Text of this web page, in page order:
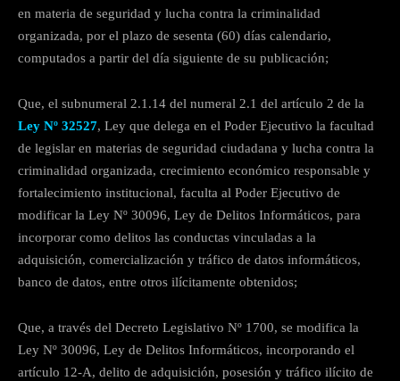
en materia de seguridad y lucha contra la criminalidad
organizada, por el plazo de sesenta (60) días calendario,
computados a partir del día siguiente de su publicación;
Que, el subnumeral 2.1.14 del numeral 2.1 del artículo 2 de la
Ley Nº 32527, Ley que delega en el Poder Ejecutivo la facultad
de legislar en materias de seguridad ciudadana y lucha contra la
criminalidad organizada, crecimiento económico responsable y
fortalecimiento institucional, faculta al Poder Ejecutivo de
modificar la Ley Nº 30096, Ley de Delitos Informáticos, para
incorporar como delitos las conductas vinculadas a la
adquisición, comercialización y tráfico de datos informáticos,
banco de datos, entre otros ilícitamente obtenidos;
Que, a través del Decreto Legislativo Nº 1700, se modifica la
Ley Nº 30096, Ley de Delitos Informáticos, incorporando el
artículo 12-A, delito de adquisición, posesión y tráfico ilícito de